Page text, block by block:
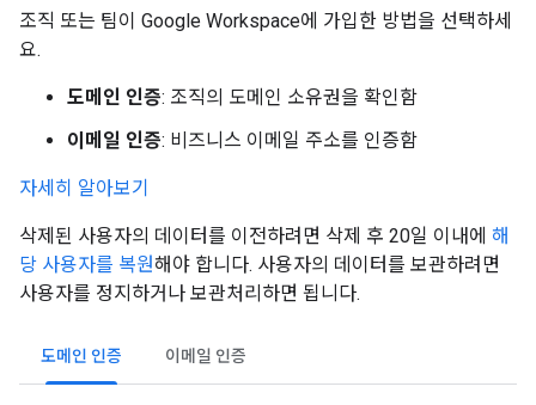
조직 또는 팀이 Google Workspace에 가입한 방법을 선택하세
요.
도메인 인증: 조직의 도메인 소유권을 확인함
이메일 인증: 비즈니스 이메일 주소를 인증함
자세히 알아보기
삭제된 사용자의 데이터를 이전하려면 삭제 후 20일 이내에 해
당 사용자를 복원해야 합니다. 사용자의 데이터를 보관하려면
사용자를 정지하거나 보관처리하면 됩니다.
도메인 인증 이메일 인증